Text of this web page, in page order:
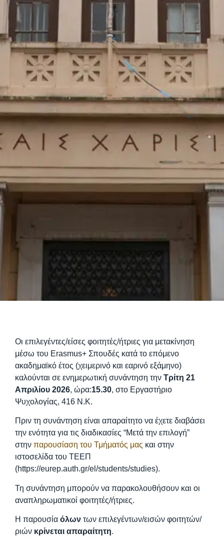
Οι επιλεγέντες/είσες φοιτητές/ήτριες για μετακίνηση
μέσω του Erasmus+ Σπουδές κατά το επόμενο
ακαδημαϊκό έτος (χειμερινό και εαρινό εξάμηνο)
καλούνται σε ενημερωτική συνάντηση την Τρίτη 21
Απριλίου 2026, ώρα:15.30, στο Εργαστήριο
Ψυχολογίας, 416 Ν.Κ.
Πριν τη συνάντηση είναι απαραίτητο να έχετε διαβάσει
την ενότητα για τις διαδικασίες “Μετά την επιλογή”
στην παρουσίαση του Τμήματός μας και στην
ιστοσελίδα του ΤΕΕΠ
(https://eurep.auth.gr/el/students/studies).
Τη συνάντηση μπορούν να παρακολουθήσουν και οι
αναπληρωματικοί φοιτητές/ήτριες.
Η παρουσία όλων των επιλεγέντων/εισών φοιτητών/
ριών κρίνεται απαραίτητη.